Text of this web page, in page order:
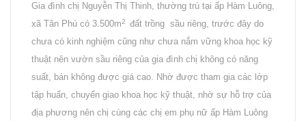
Gia đình chị Nguyễn Thị Thinh, thường trú tại ấp Hàm Luông,
xã Tân Phú có 3.500m2 đất trồng sầu riêng, trước đây do
chưa có kinh nghiệm cũng như chưa nắm vững khoa học kỹ
thuật nên vườn sầu riêng của gia đình chị không có năng
suất, bán không được giá cao. Nhờ được tham gia các lớp
tập huấn, chuyển giao khoa học kỹ thuật, nhờ sự hỗ trợ của
địa phương nên chị cùng các chị em phụ nữ ấp Hàm Luông